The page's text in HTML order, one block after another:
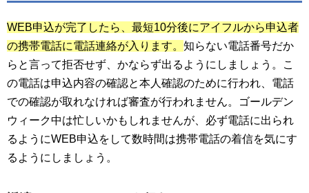
WEB申込が完了したら、最短10分後にアイフルから申込者
の携帯電話に電話連絡が入ります。 知らない電話番号だか
らと言って拒否せず、かならず出るようにしましょう。こ
の電話は申込内容の確認と本人確認のために行われ、電話
での確認が取れなければ審査が行われません。ゴールデン
ウィーク中は忙しいかもしれませんが、必ず電話に出られ
るようにWEB申込をして数時間は携帯電話の着信を気にす
るようにしましょう。